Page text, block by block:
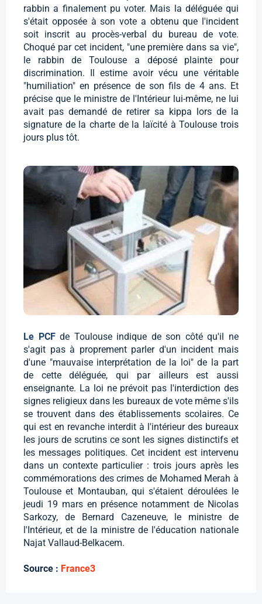
rabbin a finalement pu voter. Mais la déléguée qui
s'était opposée à son vote a obtenu que l'incident
soit inscrit au procès-verbal du bureau de vote.
Choqué par cet incident, "une première dans sa vie",
le rabbin de Toulouse a déposé plainte pour
discrimination. Il estime avoir vécu une véritable
"humiliation" en présence de son fils de 4 ans. Et
précise que le ministre de l'Intérieur lui-même, ne lui
avait pas demandé de retirer sa kippa lors de la
signature de la charte de la laïcité à Toulouse trois
jours plus tôt.
Le PCFde Toulouse indique de son côté qu'il ne
s'agit pas à proprement parler d'un incident mais
d'une "mauvaise interprétation de la loi" de la part
de cette déléguée, qui par ailleurs est aussi
enseignante. La loi ne prévoit pas l'interdiction des
signes religieux dans les bureaux de vote même s'ils
se trouvent dans des établissements scolaires. Ce
qui est en revanche interdit à l'intérieur des bureaux
les jours de scrutins ce sont les signes distinctifs et
les messages politiques. Cet incident est intervenu
dans un contexte particulier : trois jours après les
commémorations des crimes de Mohamed Merah à
Toulouse et Montauban, qui s'étaient déroulées le
jeudi 19 mars en présence notamment de Nicolas
Sarkozy, de Bernard Cazeneuve, le ministre de
l'Intérieur, et de la ministre de l'éducation nationale
Najat Vallaud-Belkacem.
Source : France3